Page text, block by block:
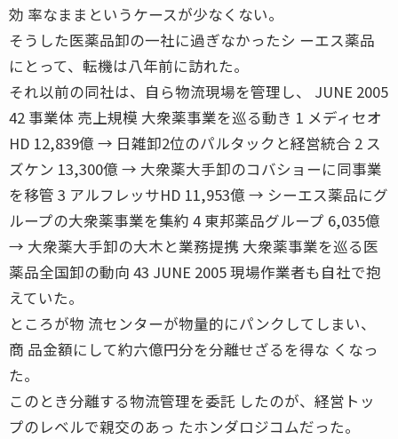
効 率なままというケースが少なくない。
そうした医薬品卸の一社に過ぎなかったシ ーエス薬品
にとって、転機は八年前に訪れた。
それ以前の同社は、自ら物流現場を管理し、 JUNE 2005
42 事業体 売上規模 大衆薬事業を巡る動き 1 メディセオ
HD 12,839億 → 日雑卸2位のパルタックと経営統合 2 ス
ズケン 13,300億 → 大衆薬大手卸のコバショーに同事業
を移管 3 アルフレッサHD 11,953億 → シーエス薬品にグ
ループの大衆薬事業を集約 4 東邦薬品グループ 6,035億
→ 大衆薬大手卸の大木と業務提携 大衆薬事業を巡る医
薬品全国卸の動向 43 JUNE 2005 現場作業者も自社で抱
えていた。
ところが物 流センターが物量的にパンクしてしまい、
商 品金額にして約六億円分を分離せざるを得な くなっ
た。
このとき分離する物流管理を委託 したのが、経営トッ
プのレベルで親交のあっ たホンダロジコムだった。